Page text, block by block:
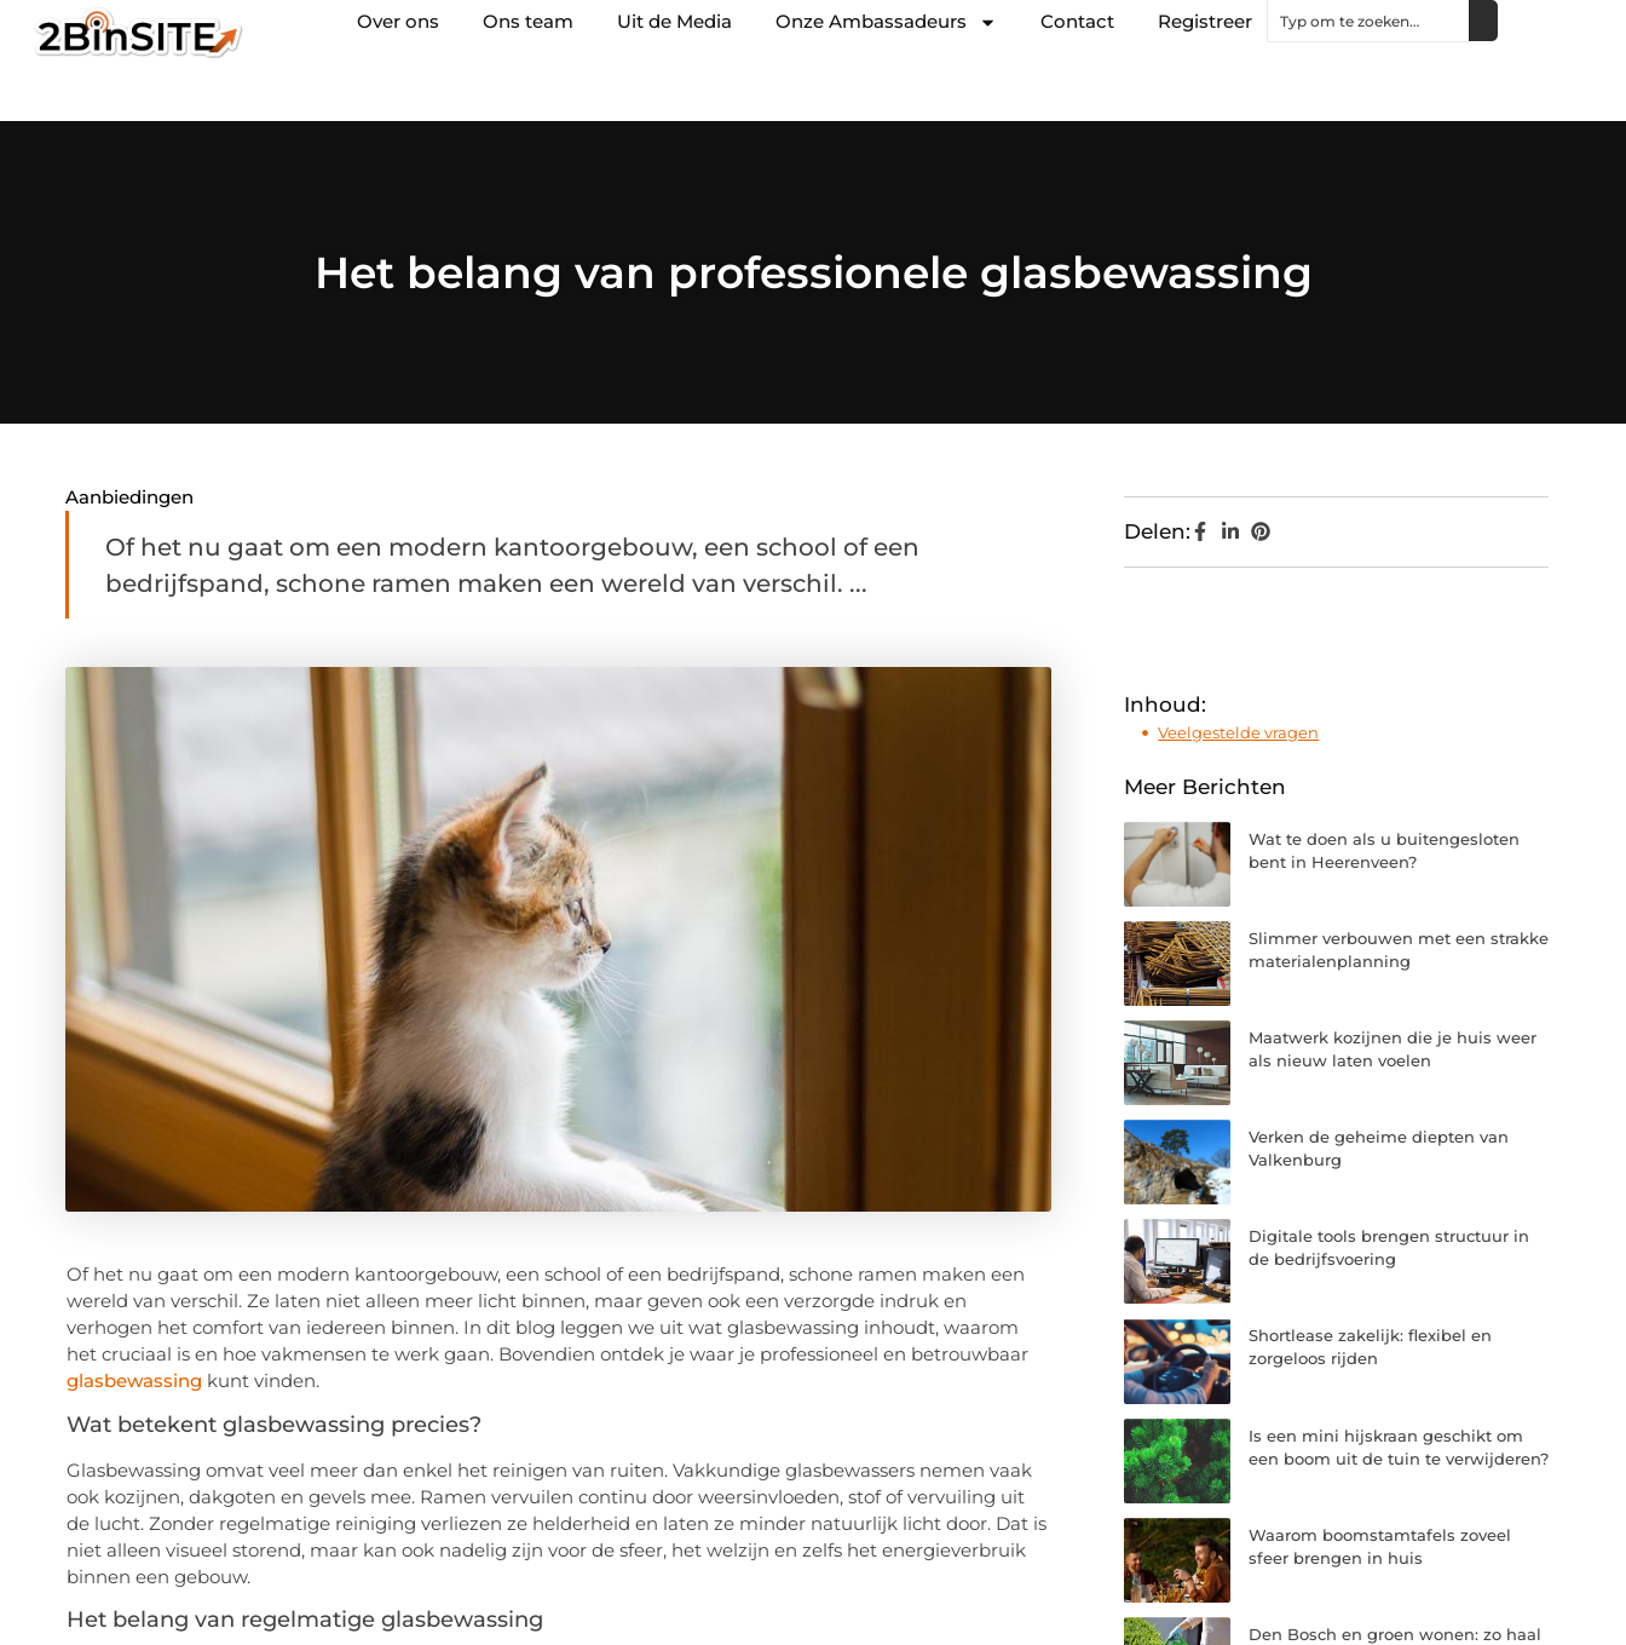
Over ons Ons team Uit de Media Onze Ambassadeurs Contact Registreer
Het belang van professionele glasbewassing
Aanbiedingen
Of het nu gaat om een modern kantoorgebouw, een school of een
bedrijfspand, schone ramen maken een wereld van verschil. ...
Of het nu gaat om een modern kantoorgebouw, een school of een bedrijfspand, schone ramen maken een
wereld van verschil. Ze laten niet alleen meer licht binnen, maar geven ook een verzorgde indruk en
verhogen het comfort van iedereen binnen. In dit blog leggen we uit wat glasbewassing inhoudt, waarom
het cruciaal is en hoe vakmensen te werk gaan. Bovendien ontdek je waar je professioneel en betrouwbaar
glasbewassing kunt vinden.
Wat betekent glasbewassing precies?
Glasbewassing omvat veel meer dan enkel het reinigen van ruiten. Vakkundige glasbewassers nemen vaak
ook kozijnen, dakgoten en gevels mee. Ramen vervuilen continu door weersinvloeden, stof of vervuiling uit
de lucht. Zonder regelmatige reiniging verliezen ze helderheid en laten ze minder natuurlijk licht door. Dat is
niet alleen visueel storend, maar kan ook nadelig zijn voor de sfeer, het welzijn en zelfs het energieverbruik
binnen een gebouw.
Het belang van regelmatige glasbewassing
Delen:
Inhoud:
Veelgestelde vragen
Meer Berichten
Wat te doen als u buitengesloten
bent in Heerenveen?
Slimmer verbouwen met een strakke
materialenplanning
Maatwerk kozijnen die je huis weer
als nieuw laten voelen
Verken de geheime diepten van
Valkenburg
Digitale tools brengen structuur in
de bedrijfsvoering
Shortlease zakelijk: flexibel en
zorgeloos rijden
Is een mini hijskraan geschikt om
een boom uit de tuin te verwijderen?
Waarom boomstamtafels zoveel
sfeer brengen in huis
Den Bosch en groen wonen: zo haal